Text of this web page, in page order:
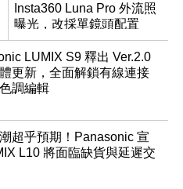
Insta360 Luna Pro 外流照
曝光，改採單鏡頭配置
LUMIX S9 釋出 Ver.2.0
更新，全面解鎖有線連接
調編輯
超乎預期！Panasonic 宣
L10 將面臨缺貨與延遲交